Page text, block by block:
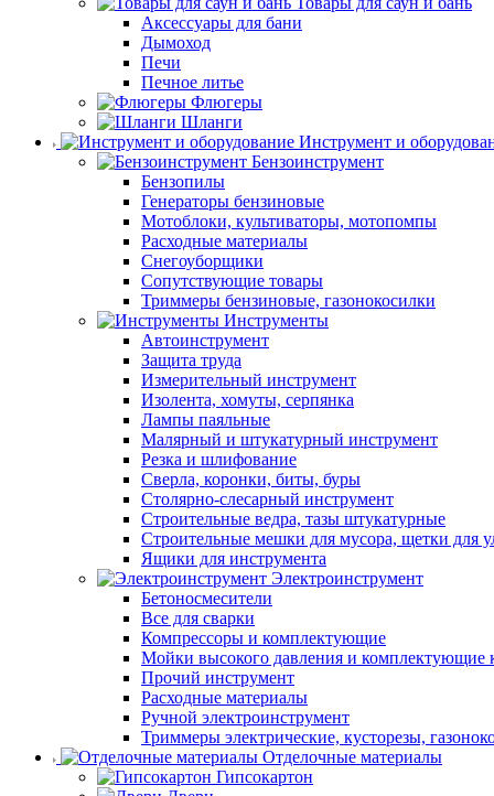
Аксессуары для бани
Дымоход
Печи
Печное литье
Флюгеры
Шланги
Инструмент и
Бензоинструмент
Бензопилы
Генераторы бензиновые
Мотоблоки, культиваторы, мотопомпы
Расходные материалы
Снегоуборщики
Сопутствующие товары
Триммеры бензиновые, газонокосилки
Инструменты
Автоинструмент
Защита труда
Измерительный инструмент
Изолента, хомуты, серпянка
Лампы паяльные
Малярный и штукатурный инструмент
Резка и шлифование
Сверла, коронки, биты, буры
Столярно-слесарный инструмент
Строительные ведра, тазы штукатурные
Строительные мешки для мусора, щетки для
Ящики для инструмента
Электроинструмент
Бетоносмесители
Все для сварки
Компрессоры и комплектующие
Мойки высокого давления и комплектующие
Прочий инструмент
Расходные материалы
Ручной электроинструмент
Триммеры электрические, кусторезы,
Отделочные материалы
Гипсокартон